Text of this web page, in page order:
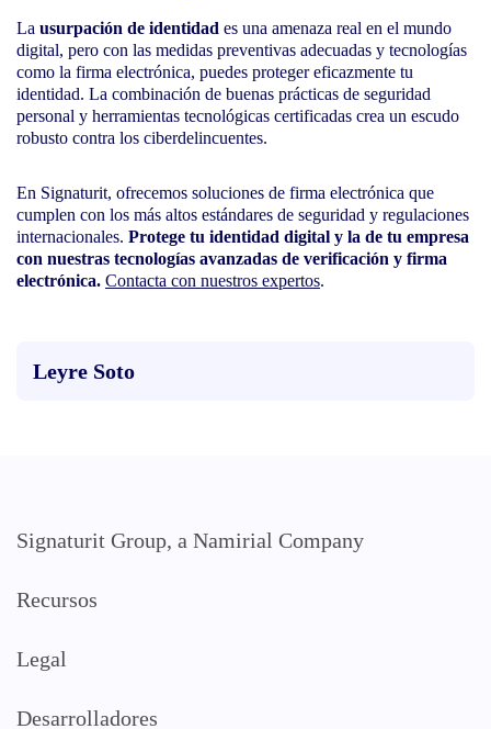
La usurpación de identidad es una amenaza real en el mundo
digital, pero con las medidas preventivas adecuadas y tecnologías
como la firma electrónica, puedes proteger eficazmente tu
identidad. La combinación de buenas prácticas de seguridad
personal y herramientas tecnológicas certificadas crea un escudo
robusto contra los ciberdelincuentes.
En Signaturit, ofrecemos soluciones de firma electrónica que
cumplen con los más altos estándares de seguridad y regulaciones
internacionales. Protege tu identidad digital y la de tu empresa
con nuestras tecnologías avanzadas de verificación y firma
electrónica. Contacta con nuestros expertos.
Leyre Soto
Signaturit Group, a Namirial Company
Recursos
Legal
Desarrolladores